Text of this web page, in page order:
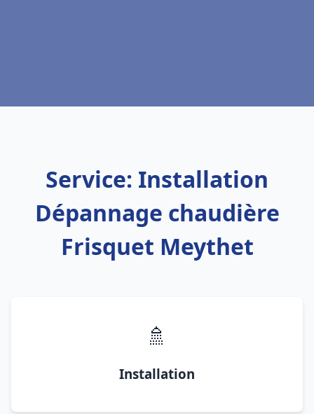
Service: Installation
Dépannage chaudière
Frisquet Meythet
🚿
Installation